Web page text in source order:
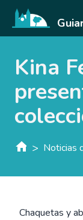
Kina
>
Chaquetas y